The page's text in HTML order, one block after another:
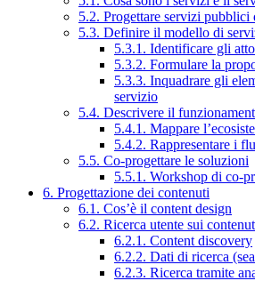
5.2. Progettare servizi pubblici
5.3. Definire il modello di
5.3.1. Identificare gli
5.3.2. Formulare la
5.3.3. Inquadrare gli
servizio
5.4. Descrivere il
5.4.1. Mappare
5.4.2. Rappresentare i
5.5. Co-progettare le soluzioni
5.5.1. Workshop di co-
6. Progettazione dei contenuti
6.1. Cos’è il content design
6.2. Ricerca utente sui
6.2.1. Content discovery
6.2.2. Dati di ricerca
6.2.3. Ricerca tramite